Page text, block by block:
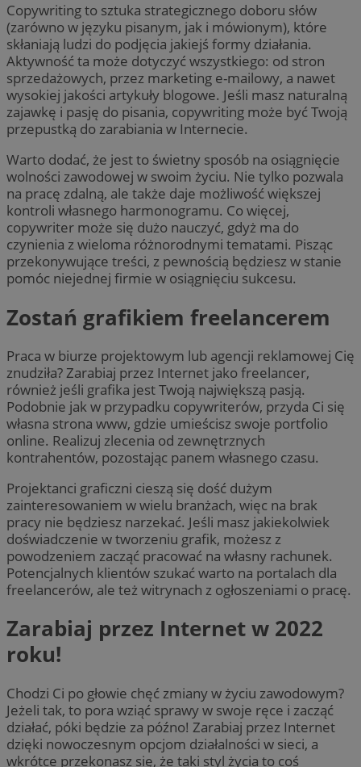
Copywriting to sztuka strategicznego doboru słów
(zarówno w języku pisanym, jak i mówionym), które
skłaniają ludzi do podjęcia jakiejś formy działania.
Aktywność ta może dotyczyć wszystkiego: od stron
sprzedażowych, przez marketing e-mailowy, a nawet
wysokiej jakości artykuły blogowe. Jeśli masz naturalną
zajawkę i pasję do pisania, copywriting może być Twoją
przepustką do zarabiania w Internecie.
Warto dodać, że jest to świetny sposób na osiągnięcie
wolności zawodowej w swoim życiu. Nie tylko pozwala
na pracę zdalną, ale także daje możliwość większej
kontroli własnego harmonogramu. Co więcej,
copywriter może się dużo nauczyć, gdyż ma do
czynienia z wieloma różnorodnymi tematami. Pisząc
przekonywujące treści, z pewnością będziesz w stanie
pomóc niejednej firmie w osiągnięciu sukcesu.
Zostań grafikiem freelancerem
Praca w biurze projektowym lub agencji reklamowej Cię
znudziła? Zarabiaj przez Internet jako freelancer,
również jeśli grafika jest Twoją największą pasją.
Podobnie jak w przypadku copywriterów, przyda Ci się
własna strona www, gdzie umieścisz swoje portfolio
online. Realizuj zlecenia od zewnętrznych
kontrahentów, pozostając panem własnego czasu.
Projektanci graficzni cieszą się dość dużym
zainteresowaniem w wielu branżach, więc na brak
pracy nie będziesz narzekać. Jeśli masz jakiekolwiek
doświadczenie w tworzeniu grafik, możesz z
powodzeniem zacząć pracować na własny rachunek.
Potencjalnych klientów szukać warto na portalach dla
freelancerów, ale też witrynach z ogłoszeniami o pracę.
Zarabiaj przez Internet w 2022
roku!
Chodzi Ci po głowie chęć zmiany w życiu zawodowym?
Jeżeli tak, to pora wziąć sprawy w swoje ręce i zacząć
działać, póki będzie za późno! Zarabiaj przez Internet
dzięki nowoczesnym opcjom działalności w sieci, a
wkrótce przekonasz się, że taki styl życia to coś